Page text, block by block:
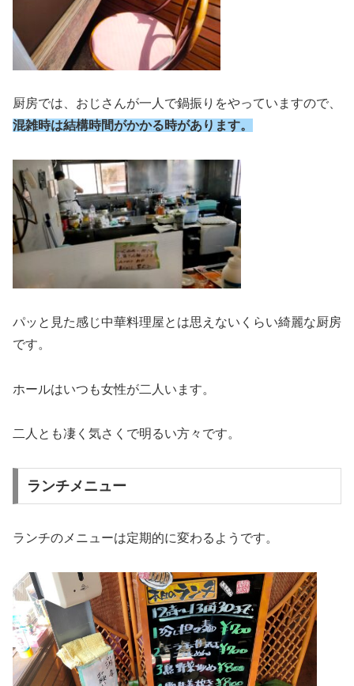
厨房では、おじさんが一人で鍋振りをやっていますので、
混雑時は結構時間がかかる時があります。
パッと見た感じ中華料理屋とは思えないくらい綺麗な厨房
です。
ホールはいつも女性が二人います。
二人とも凄く気さくで明るい方々です。
ランチメニュー
ランチのメニューは定期的に変わるようです。